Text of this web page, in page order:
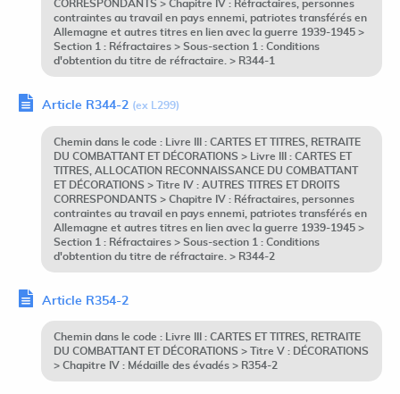
CORRESPONDANTS > Chapitre IV : Réfractaires, personnes
contraintes au travail en pays ennemi, patriotes transférés en
Allemagne et autres titres en lien avec la guerre 1939-1945 >
Section 1 : Réfractaires > Sous-section 1 : Conditions
d'obtention du titre de réfractaire. > R344-1
Article R344-2 (ex L299)
Chemin dans le code : Livre III : CARTES ET TITRES, RETRAITE
DU COMBATTANT ET DÉCORATIONS > Livre III : CARTES ET
TITRES, ALLOCATION RECONNAISSANCE DU COMBATTANT
ET DÉCORATIONS > Titre IV : AUTRES TITRES ET DROITS
CORRESPONDANTS > Chapitre IV : Réfractaires, personnes
contraintes au travail en pays ennemi, patriotes transférés en
Allemagne et autres titres en lien avec la guerre 1939-1945 >
Section 1 : Réfractaires > Sous-section 1 : Conditions
d'obtention du titre de réfractaire. > R344-2
Article R354-2
Chemin dans le code : Livre III : CARTES ET TITRES, RETRAITE
DU COMBATTANT ET DÉCORATIONS > Titre V : DÉCORATIONS
> Chapitre IV : Médaille des évadés > R354-2